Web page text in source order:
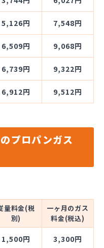
5,126円 7,548円
6,509円 9,068円
6,739円 9,322円
6,912円 9,512円
プロパンガス
量料金(税
別)
一ヶ月のガス
料金(税込)
1,500円 3,300円